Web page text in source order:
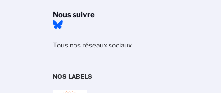
Nous suivre
Tous nos réseaux sociaux
NOS LABELS